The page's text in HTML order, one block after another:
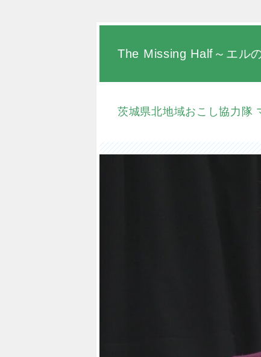
The Missing Half～エル
茨城県北地域おこし協力隊